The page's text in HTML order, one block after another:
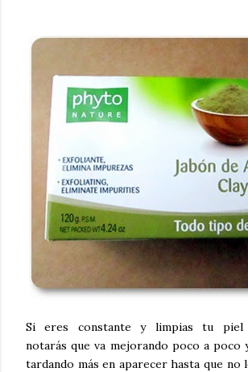
Si eres constante y limpias tu piel
notarás que va mejorando poco a
tardando más en aparecer hasta que no